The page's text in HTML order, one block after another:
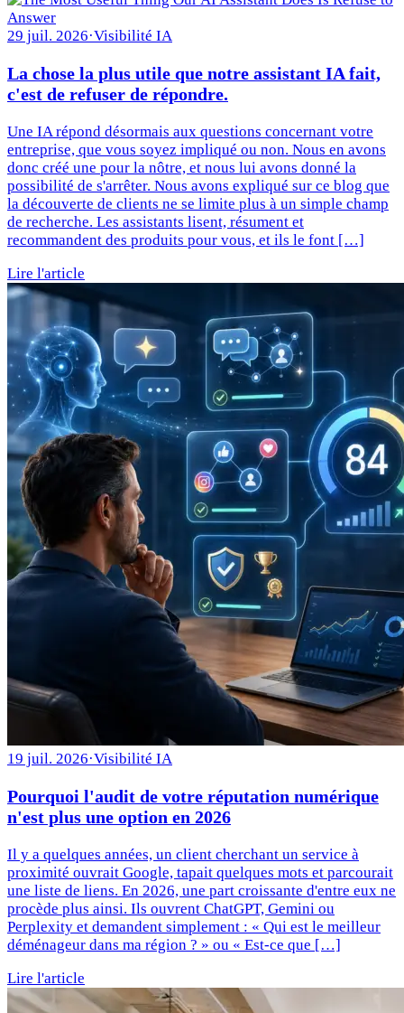
29 juil. 2026·Visibilité IA
La chose la plus utile que notre assistant IA fait,
c'est de refuser de répondre.
Une IA répond désormais aux questions concernant votre
entreprise, que vous soyez impliqué ou non. Nous en avons
donc créé une pour la nôtre, et nous lui avons donné la
possibilité de s'arrêter. Nous avons expliqué sur ce blog que
la découverte de clients ne se limite plus à un simple champ
de recherche. Les assistants lisent, résument et
recommandent des produits pour vous, et ils le font […]
Lire l'article
19 juil. 2026·Visibilité IA
Pourquoi l'audit de votre réputation numérique
n'est plus une option en 2026
Il y a quelques années, un client cherchant un service à
proximité ouvrait Google, tapait quelques mots et parcourait
une liste de liens. En 2026, une part croissante d'entre eux ne
procède plus ainsi. Ils ouvrent ChatGPT, Gemini ou
Perplexity et demandent simplement : « Qui est le meilleur
déménageur dans ma région ? » ou « Est-ce que […]
Lire l'article